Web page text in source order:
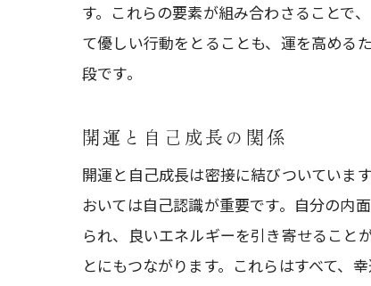
す。これらの要素が組み合わさることで
て優しい行動をとることも、運を高める
段です。
開運と自己成長の関係
開運と自己成長は密接に結びついていま
おいては自己認識が重要です。自分の内
られ、良いエネルギーを引き寄せること
とにもつながります。これらはすべて、